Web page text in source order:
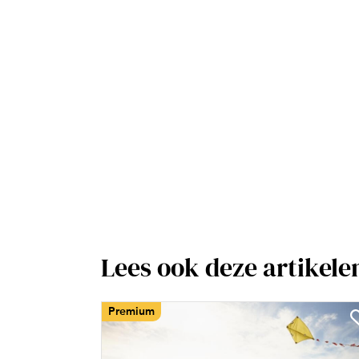
Lees ook deze
Premium